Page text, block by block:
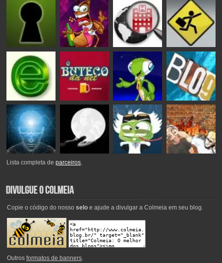
Lista completa deparceiros.
Copie o código do nosso seloe ajude a divulgar a Colmeia em seu blog.
Outros formatos de banners.